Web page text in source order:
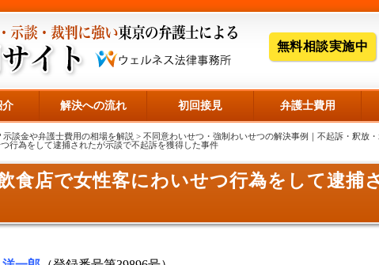
無料相談実施中
介 解決への流れ 初回接見 弁護士費用
談金や弁護士費用の相場を解説 > 不同意わいせつ・強制わいせつの解決事例｜不起訴・釈放
行為をして逮捕されたが示談で不起訴を獲得した事件
食店で女性客にわいせつ行為をして逮捕